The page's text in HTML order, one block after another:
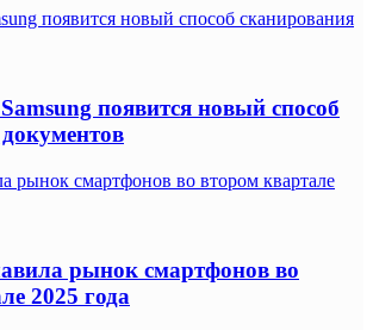
появится новый способ сканирования
появится новый способ
рынок смартфонов во втором квартале
рынок смартфонов во
2025 года